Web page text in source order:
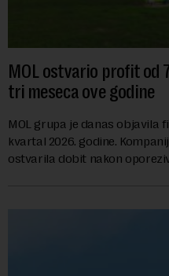
MOL ostvario profit od
tri meseca ove godine
MOL grupa je danas objavila
kvartal 2026. godine.
ostvarila dobit nakon